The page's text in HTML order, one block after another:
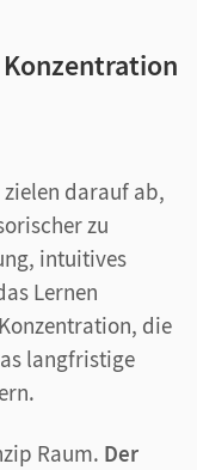
darauf ab,
zu
intuitives
Lernen
die
langfristige
Raum. Der